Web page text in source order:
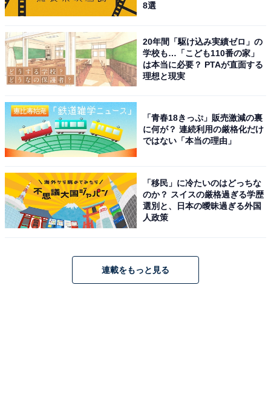
ムロツヨシの鬼気迫る演技に反響
Twitterでは鈴を追い詰める伴を演じるムロツヨシさんに
話題が殺到。「鈴さんは悪くないけれど、妻を亡くし子
気持ちがムロさんの演技から伝わって来て泣ける」「本
当にすごい役者さん。怖さからの切なさ。感動した」
「深夜先生にもムロ伴にもどうか安心して泣ける場所
8選
20年間「駆け込み実績ゼロ」の
学校も…「こども110番の家」
は本当に必要？ PTAが直面する
理想と現実
「青春18きっぷ」販売激減の裏
に何が？ 連続利用の厳格化だけ
ではない「本当の理由」
「移民」に冷たいのはどっちな
のか？ スイスの厳格過ぎる学歴
選別と、日本の曖昧過ぎる外国
人政策
連載をもっと見る